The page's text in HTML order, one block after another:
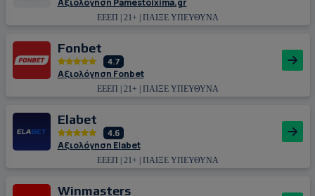
ΕΕΕΠ | 21+ | ΠΑΙΞΕ ΥΠΕΥΘΥΝΑ
Fonbet
4.7
Αξιολόγηση Fonbet
ΕΕΕΠ | 21+ | ΠΑΙΞΕ ΥΠΕΥΘΥΝΑ
Εlabet
4.6
Αξιολόγηση Εlabet
ΕΕΕΠ | 21+ | ΠΑΙΞΕ ΥΠΕΥΘΥΝΑ
Winmasters